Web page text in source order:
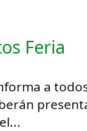
Feria
a